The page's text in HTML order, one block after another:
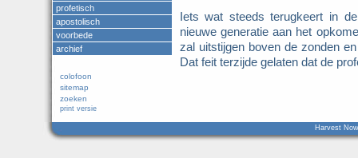
Iets wat steeds terugkeert in
nieuwe generatie aan het
zal uitstijgen boven de zonden
Dat feit terzijde gelaten dat de
profetisch
apostolisch
voorbede
archief
colofoon
sitemap
zoeken
print versie
Harvest